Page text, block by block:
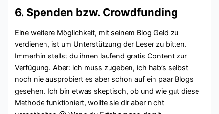
6. Spenden bzw. Crowdfunding
Eine weitere Möglichkeit, mit seinem Blog Geld zu
verdienen, ist um Unterstützung der Leser zu bitten.
Immerhin stellst du ihnen laufend gratis Content zur
Verfügung. Aber: ich muss zugeben, ich hab’s selbst
noch nie ausprobiert es aber schon auf ein paar Blogs
gesehen. Ich bin etwas skeptisch, ob und wie gut diese
Methode funktioniert, wollte sie dir aber nicht